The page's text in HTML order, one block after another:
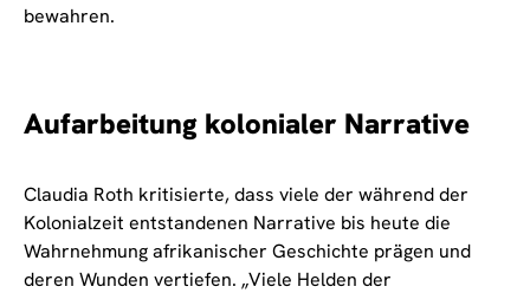
bewahren.
Aufarbeitung kolonialer Narrative
Claudia Roth kritisierte, dass viele der während der
Kolonialzeit entstandenen Narrative bis heute die
Wahrnehmung afrikanischer Geschichte prägen und
deren Wunden vertiefen. „Viele Helden der